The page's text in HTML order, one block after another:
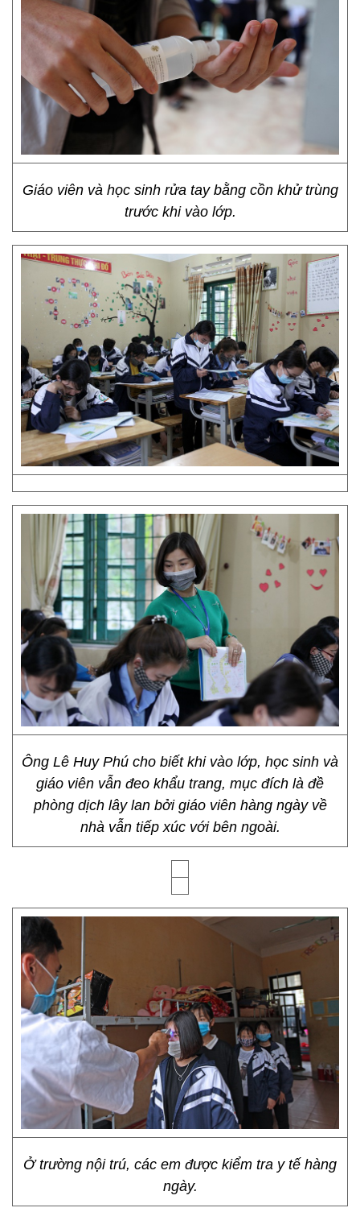
Giáo viên và học sinh rửa tay bằng cồn khử trùng
trước khi vào lớp.
Ông Lê Huy Phú cho biết khi vào lớp, học sinh và
giáo viên vẫn đeo khẩu trang, mục đích là đề
phòng dịch lây lan bởi giáo viên hàng ngày về
nhà vẫn tiếp xúc với bên ngoài.
Ở trường nội trú, các em được kiểm tra y tế hàng
ngày.